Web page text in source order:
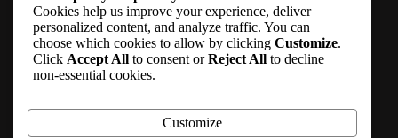
Контакти
info@invictusgames.in.ua
Долучитись
Стати партнером
Cookies help us improve your experience, deliver
personalized content, and analyze traffic. You can
choose which cookies to allow by clicking Customize.
Click Accept All to consent orReject All to decline
non-essential cookies.
Customize